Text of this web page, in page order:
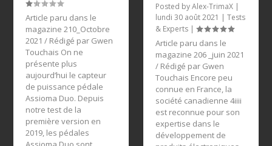
Article paru dans le
magazine 210_Octobre
2021 / Rédigé par Gwen
Touchais On ne
présente plus
aujourd’hui le capteur
de puissance pédale
Assioma Duo. Depuis
notre test de la
première version en
2019, les pédales
Posted byAlex-TrimaX |
lundi 30 août 2021 | Tests
& Experts |
Article paru dans le
magazine 206 _juin 2021
/ Rédigé par Gwen
Touchais Encore peu
connue en France, la
société canadienne 4iiii
est reconnue pour son
expertise dans le
développement de